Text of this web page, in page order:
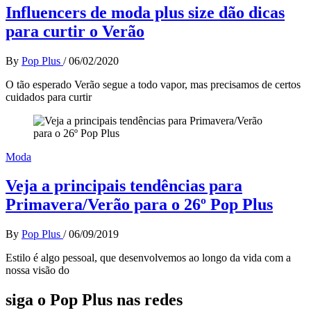
Influencers de moda plus size dão dicas
para curtir o Verão
By Pop Plus / 06/02/2020
O tão esperado Verão segue a todo vapor, mas precisamos de certos
cuidados para curtir
Moda
Veja a principais tendências para
Primavera/Verão para o 26º Pop Plus
By Pop Plus / 06/09/2019
Estilo é algo pessoal, que desenvolvemos ao longo da vida com a
nossa visão do
siga o Pop Plus nas redes